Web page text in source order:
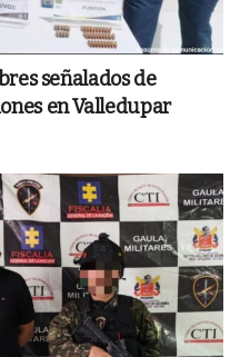
señalados de
en Valledupar